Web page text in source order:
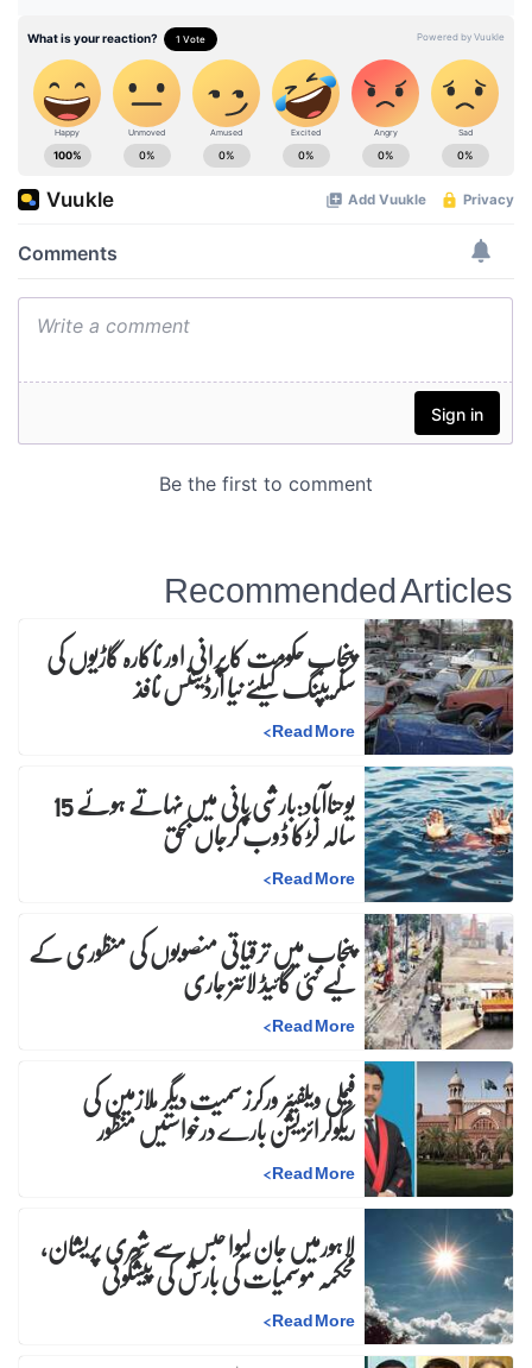
Recommended Articles
پنجاب حکومت کا پرانی اور ناکارہ گاڑیوں کی
سکریپنگ کیلئے نیا آرڈیننس نافذ
Read More
>
یوحناآباد:بارشی پانی میں نہاتے ہوئے 15 سالہ لڑکا ڈوب کرجاں بحق
Read More
>
پنجاب میں ترقیاتی منصوبوں کی منظوری کے
لیے نئی گائیڈ لائنز جاری
Read More
>
فیملی ویلفیئر ورکرز سمیت دیگر ملازمین کی
ریگولرائزیشن بارے درخواستیں منظور
Read More
>
لاہورمیں جان لیوا حبس سے شہری پریشان،
محکمہ موسمیات کی بارش کی پیشگوئی
Read More
>